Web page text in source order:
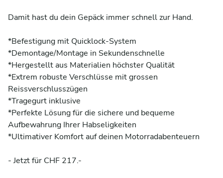
Damit hast du dein Gepäck immer schnell zur Hand.
*Befestigung mit Quicklock-System
*Demontage/Montage in Sekundenschnelle
*Hergestellt aus Materialien höchster Qualität
*Extrem robuste Verschlüsse mit grossen
Reissverschlusszügen
*Tragegurt inklusive
*Perfekte Lösung für die sichere und bequeme
Aufbewahrung Ihrer Habseligkeiten
*Ultimativer Komfort auf deinen Motorradabenteuern
- Jetzt für CHF 217.-